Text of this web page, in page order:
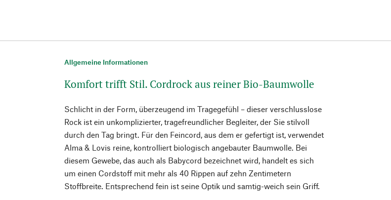
Allgemeine Informationen
Komfort trifft Stil. Cordrock aus reiner Bio-Baumwolle
Schlicht in der Form, überzeugend im Tragegefühl – dieser verschlusslose
Rock ist ein unkomplizierter, tragefreundlicher Begleiter, der Sie stilvoll
durch den Tag bringt. Für den Feincord, aus dem er gefertigt ist, verwendet
Alma & Lovis reine, kontrolliert biologisch angebauter Baumwolle. Bei
diesem Gewebe, das auch als Babycord bezeichnet wird, handelt es sich
um einen Cordstoff mit mehr als 40 Rippen auf zehn Zentimetern
Stoffbreite. Entsprechend fein ist seine Optik und samtig-weich sein Griff.